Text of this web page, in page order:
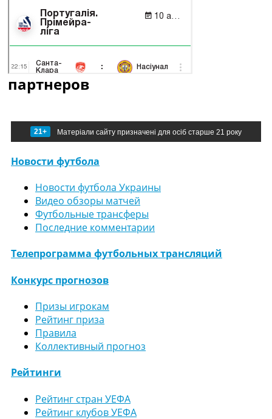
партнеров
21+ Матеріали сайту призначені для осіб старше 21 року
Новости футбола
Новости футбола Украины
Видео обзоры матчей
Футбольные трансферы
Последние комментарии
Телепрограмма футбольных трансляций
Конкурс прогнозов
Призы игрокам
Рейтинг приза
Правила
Коллективный прогноз
Рейтинги
Рейтинг стран УЕФА
Рейтинг клубов УЕФА